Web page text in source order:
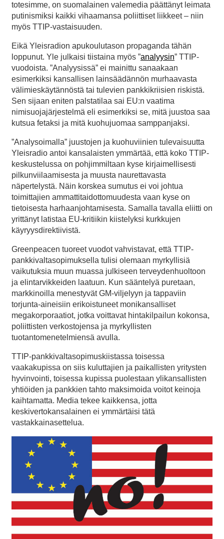
totesimme, on suomalainen valemedia päättänyt leimata
putinismiksi kaikki vihaamansa poliittiset liikkeet – niin
myös TTIP-vastaisuuden.
Eikä Yleisradion apukoulutason propaganda tähän
loppunut. Yle julkaisi tiistaina myös ”analyysin” TTIP-
vuodoista. ”Analyysissä” ei mainittu sanaakaan
esimerkiksi kansallisen lainsäädännön murhaavasta
välimieskäytännöstä tai tulevien pankkikriisien riskistä.
Sen sijaan eniten palstatilaa sai EU:n vaatima
nimisuojajärjestelmä eli esimerkiksi se, mitä juustoa saa
kutsua fetaksi ja mitä kuohujuomaa samppanjaksi.
”Analysoimalla” juustojen ja kuohuviinien tulevaisuutta
Yleisradio antoi kansalaisten ymmärtää, että koko TTIP-
keskustelussa on pohjimmiltaan kyse kirjaimellisesti
pilkunviilaamisesta ja muusta naurettavasta
näpertelystä. Näin korskea sumutus ei voi johtua
toimittajien ammattitaidottomuudesta vaan kyse on
tietoisesta harhaanjohtamisesta. Samalla tavalla eliitti on
yrittänyt latistaa EU-kritiikin kiistelyksi kurkkujen
käyryysdirektiivistä.
Greenpeacen tuoreet vuodot vahvistavat, että TTIP-
pankkivaltasopimuksella tulisi olemaan myrkyllisiä
vaikutuksia muun muassa julkiseen terveydenhuoltoon
ja elintarvikkeiden laatuun. Kun sääntelyä puretaan,
markkinoilla menestyvät GM-viljelyyn ja tappaviin
torjunta-aineisiin erikoistuneet monikansalliset
megakorporaatiot, jotka voittavat hintakilpailun kokonsa,
poliittisten verkostojensa ja myrkyllisten
tuotantomenetelmiensä avulla.
TTIP-pankkivaltasopimuskiistassa toisessa
vaakakupissa on siis kuluttajien ja paikallisten yritysten
hyvinvointi, toisessa kupissa puolestaan ylikansallisten
yhtiöiden ja pankkien tahto maksimoida voitot keinoja
kaihtamatta. Media tekee kaikkensa, jotta
keskivertokansalainen ei ymmärtäisi tätä
vastakkainasettelua.